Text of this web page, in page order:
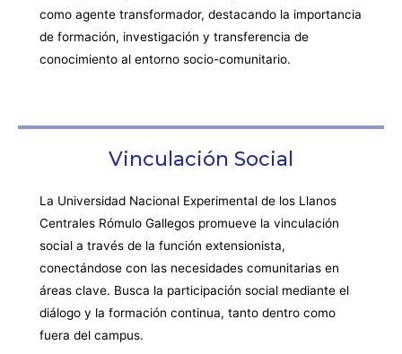
como agente transformador, destacando la importancia
de formación, investigación y transferencia de
conocimiento al entorno socio-comunitario.
Vinculación Social
La Universidad Nacional Experimental de los Llanos
Centrales Rómulo Gallegos promueve la vinculación
social a través de la función extensionista,
conectándose con las necesidades comunitarias en
áreas clave. Busca la participación social mediante el
diálogo y la formación continua, tanto dentro como
fuera del campus.